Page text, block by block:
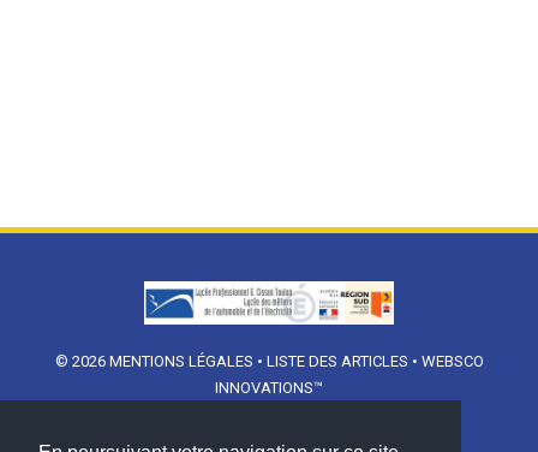
© 2026 MENTIONS LÉGALES • LISTE DES ARTICLES • WEBSCO
INNOVATIONS™